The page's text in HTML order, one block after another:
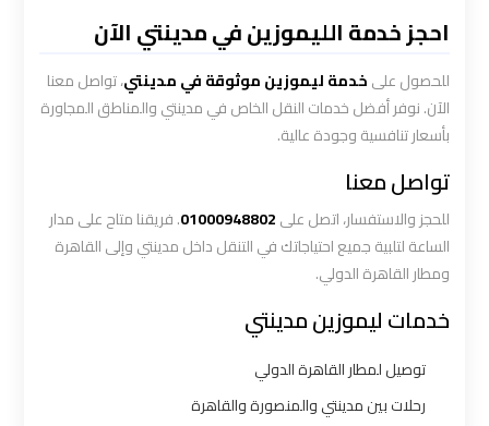
احجز خدمة الليموزين في مدينتي الآن
للحصول علىخدمة ليموزين موثوقة في مدينتي، تواصل معنا
الآن. نوفر أفضل خدمات النقل الخاص في مدينتي والمناطق المجاورة
بأسعار تنافسية وجودة عالية.
تواصل معنا
للحجز والاستفسار، اتصل على01000948802. فريقنا متاح على مدار
الساعة لتلبية جميع احتياجاتك في التنقل داخل مدينتي وإلى القاهرة
ومطار القاهرة الدولي.
خدمات ليموزين مدينتي
توصيل لمطار القاهرة الدولي
رحلات بين مدينتي والمنصورة والقاهرة
ليموزين
السخنة
ليموزين
القاهرة
اسكندرية
ليموزين